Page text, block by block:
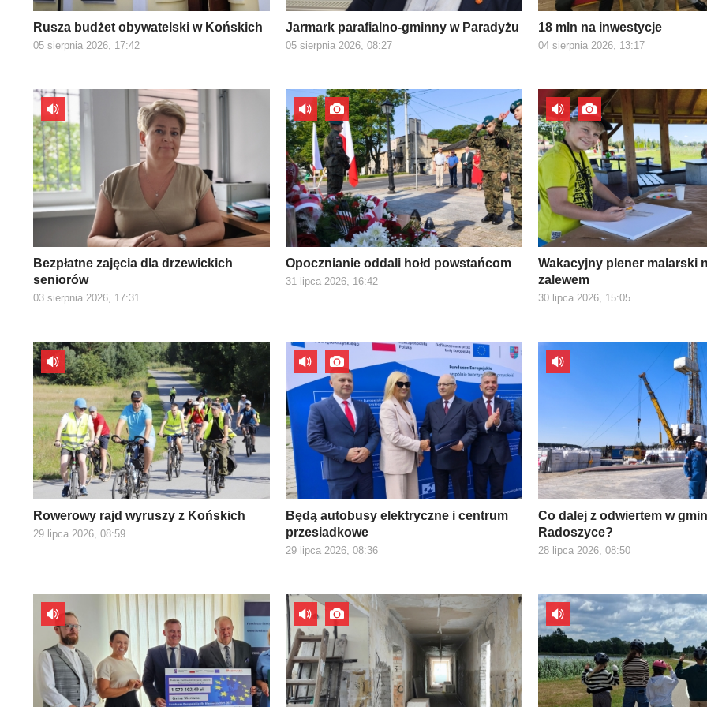
Rusza budżet obywatelski w Końskich
05 sierpnia 2026, 17:42
Jarmark parafialno-gminny w Paradyżu
05 sierpnia 2026, 08:27
18 mln na inwestycje
04 sierpnia 2026, 13:17
Bezpłatne zajęcia dla drzewickich
seniorów
03 sierpnia 2026, 17:31
Opocznianie oddali hołd powstańcom
31 lipca 2026, 16:42
Wakacyjny plener malarski
zalewem
30 lipca 2026, 15:05
Rowerowy rajd wyruszy z Końskich
29 lipca 2026, 08:59
Będą autobusy elektryczne i centrum
przesiadkowe
29 lipca 2026, 08:36
Co dalej z odwiertem w
Radoszyce?
28 lipca 2026, 08:50